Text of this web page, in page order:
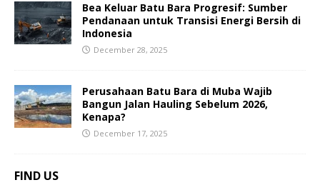
Bea Keluar Batu Bara Progresif: Sumber
Pendanaan untuk Transisi Energi Bersih di
Indonesia
December 28, 2025
Perusahaan Batu Bara di Muba Wajib
Bangun Jalan Hauling Sebelum 2026,
Kenapa?
December 17, 2025
FIND US